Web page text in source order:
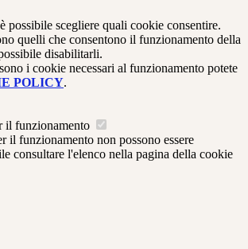
possibile scegliere quali cookie consentire.
quelli che consentono il funzionamento della
disabilitarli.
i cookie necessari al funzionamento potete
POLICY.
il funzionamento
il funzionamento non possono essere
consultare l'elenco nella pagina della cookie